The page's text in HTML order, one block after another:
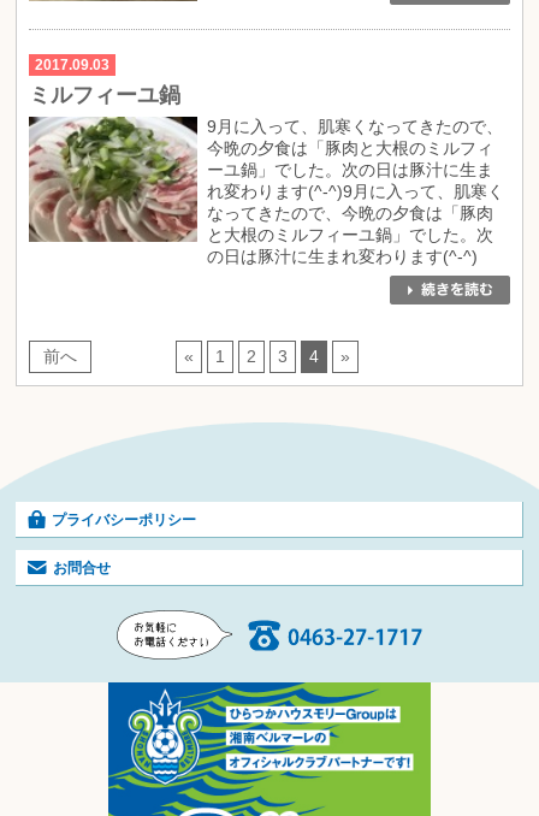
2017.09.03
ミルフィーユ鍋
9月に入って、肌寒くなってきたので、
今晩の夕食は「豚肉と大根のミルフィ
ーユ鍋」でした。次の日は豚汁に生ま
れ変わります(^-^)9月に入って、肌寒く
なってきたので、今晩の夕食は「豚肉
と大根のミルフィーユ鍋」でした。次
の日は豚汁に生まれ変わります(^-^)
前へ « 1 2 3 4 »
プライバシーポリシー
お問合せ